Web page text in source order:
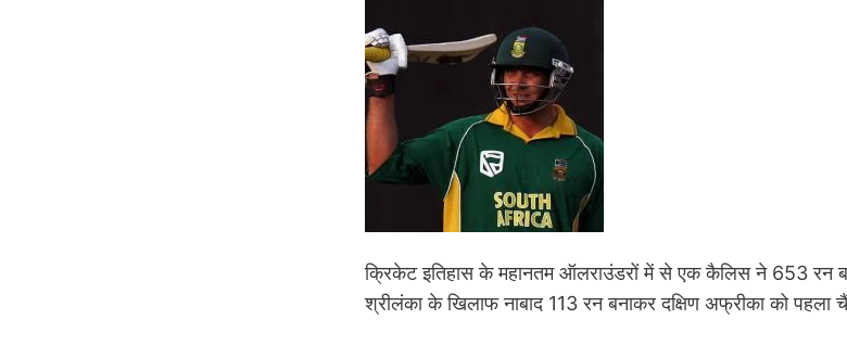
क्रिकेट इतिहास के महानतम ऑलराउंडरों में से एक कैलिस ने 653 रन
श्रीलंका के खिलाफ नाबाद 113 रन बनाकर दक्षिण अफ्रीका को पहला